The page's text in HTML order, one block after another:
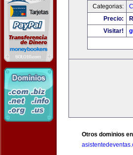
Categorias:
Precio:
Visitar!
Otros dominios